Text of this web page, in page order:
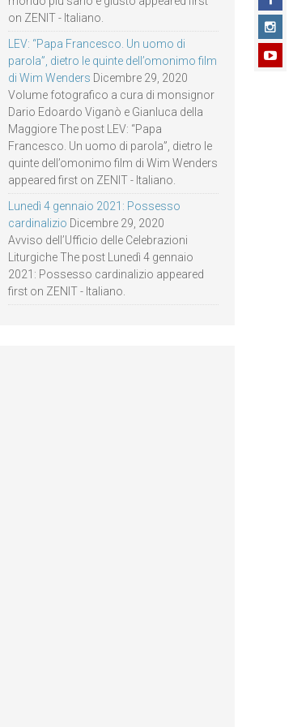
on ZENIT - Italiano.
LEV: “Papa Francesco. Un uomo di
parola”, dietro le quinte dell’omonimo film
di Wim Wenders Dicembre 29, 2020
Volume fotografico a cura di monsignor
Dario Edoardo Viganò e Gianluca della
Maggiore The post LEV: “Papa
Francesco. Un uomo di parola”, dietro le
quinte dell’omonimo film di Wim Wenders
appeared first on ZENIT - Italiano.
Lunedì 4 gennaio 2021: Possesso
cardinalizio Dicembre 29, 2020
Avviso dell’Ufficio delle Celebrazioni
Liturgiche The post Lunedì 4 gennaio
2021: Possesso cardinalizio appeared
first on ZENIT - Italiano.